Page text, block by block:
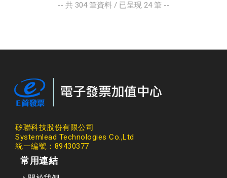
-- 共 304筆資料 / 已呈現 24筆 --
矽聯科技股份有限公司
Systemlead Technologies Co.,Ltd
統一編號：89430377
常用連結